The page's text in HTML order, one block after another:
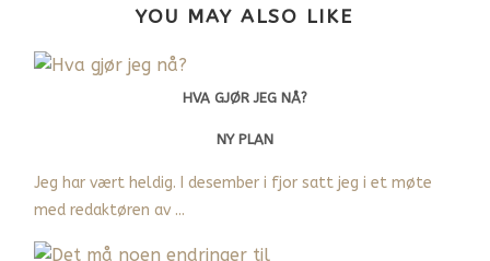
YOU MAY ALSO LIKE
HVA GJØR JEG NÅ?
NY PLAN
Jeg har vært heldig. I desember i fjor satt jeg i et møte
med redaktøren av ...